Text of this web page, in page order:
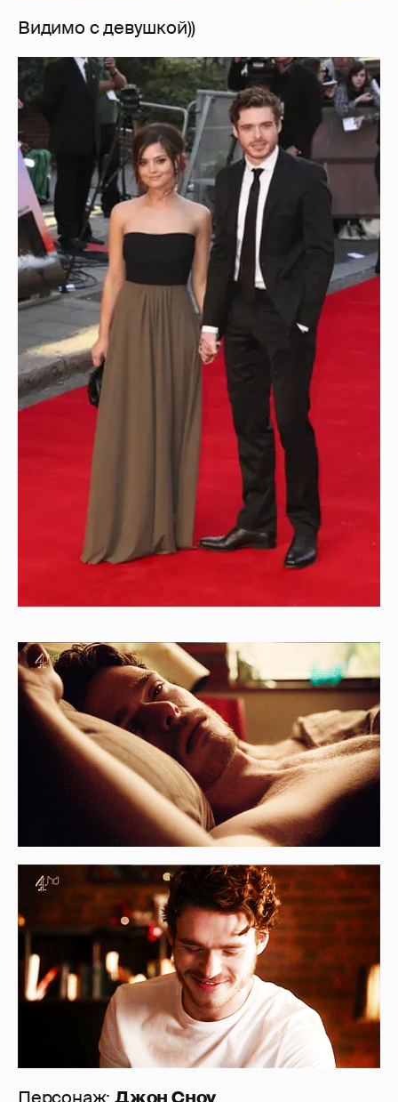
Видимо с девушкой))